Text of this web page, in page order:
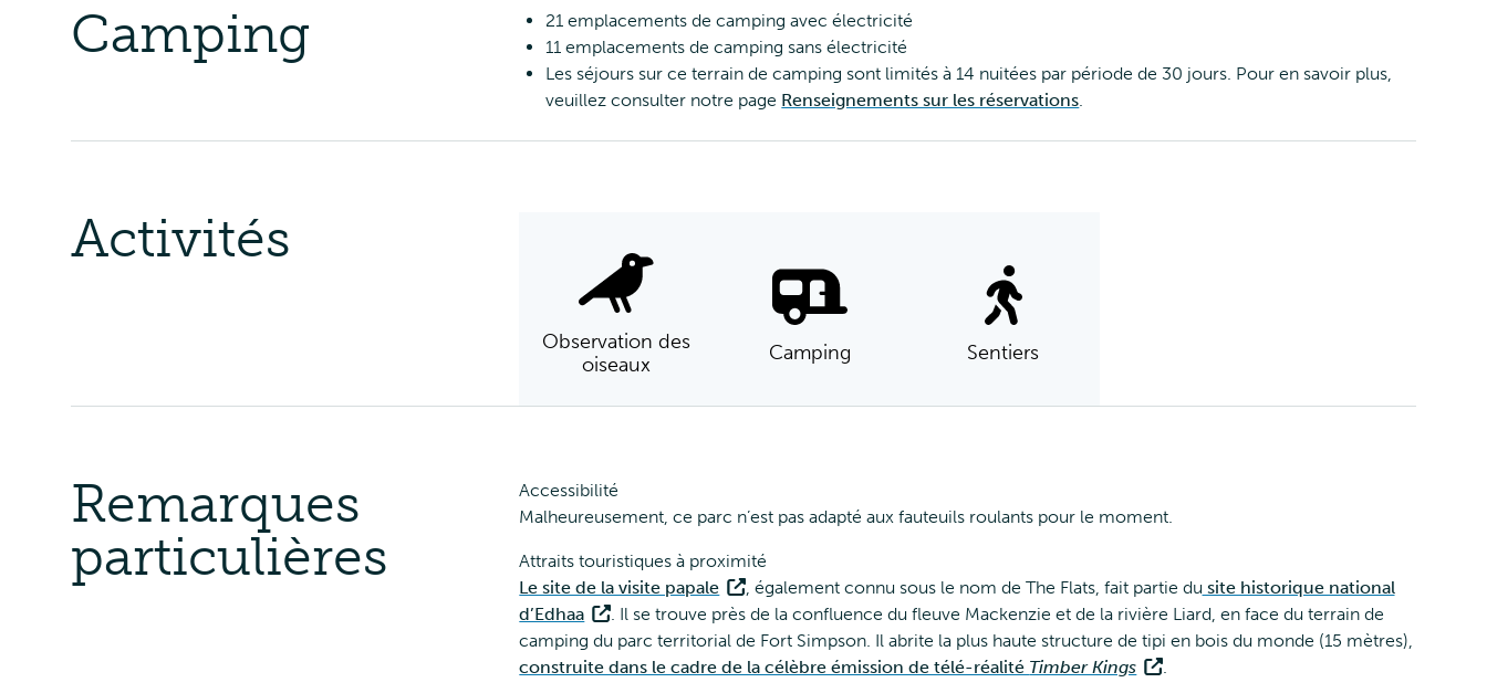
Camping
21 emplacements de camping avec électricité
11 emplacements de camping sans électricité
Les séjours sur ce terrain de camping sont limités à 14 nuitées par période de 30 jours. Pour en savoir plus,
veuillez consulter notre page Renseignements sur les réservations
Activités
Observation des
oiseaux
Camping Sentiers
Remarques
particulières
Accessibilité
Malheureusement, ce parc n’est pas adapté aux fauteuils roulants pour le moment.
Attraits touristiques à proximité
Le site de la visite papale
, également connu sous le nom de The Flats, fait partie dusite historique national
d’Edhaa
. Il se trouve près de la confluence du fleuve Mackenzie et de la rivière Liard, en face du terrain de
camping du parc territorial de Fort Simpson. Il abrite la plus haute structure de tipi en bois du monde (15 mètres),
construite dans le cadre de la célèbre émission de télé-réalité Timber Kings .